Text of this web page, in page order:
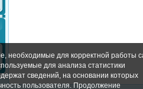
необходимые для корректной работы
для анализа статистики
сведений, на основании которых
пользователя. Продолжение